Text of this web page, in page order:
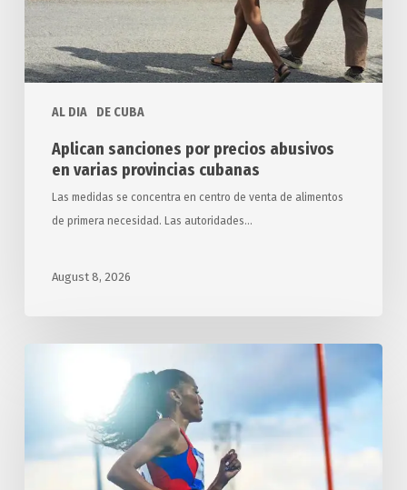
AL DIA DE CUBA
provincias
cubanas
Aplican sanciones por precios abusivos
en varias provincias cubanas
Las medidas se concentra en centro de venta de alimentos
de primera necesidad. Las autoridades…
August 8, 2026